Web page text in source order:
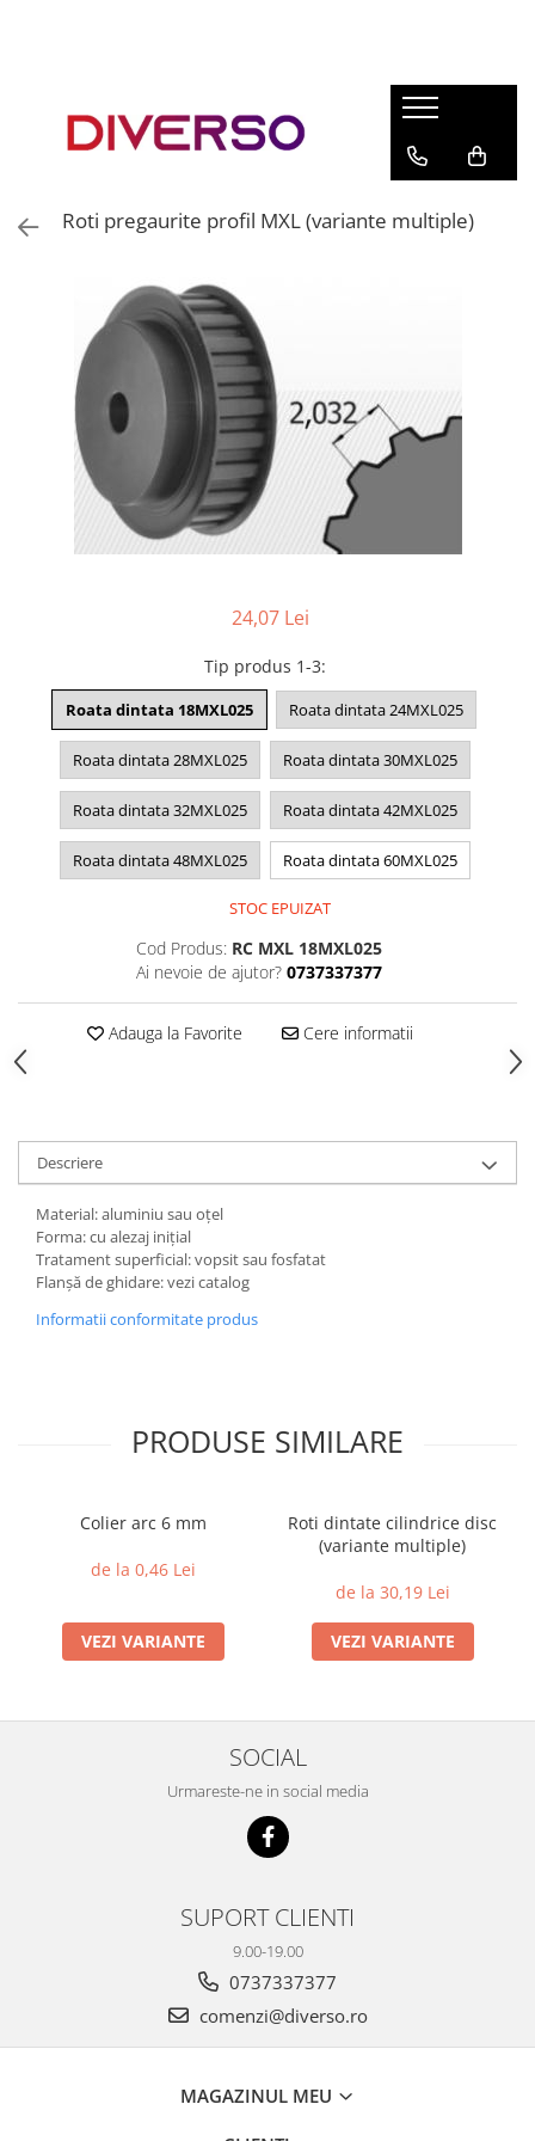
ASA
MULTIMATERIAL
Roti pregaurite profil MXL (variante multiple)
24,07 Lei
Tip produs 1-3:
Roata dintata 18MXL025 Roata dintata 24MXL025
Roata dintata 28MXL025 Roata dintata 30MXL025
Roata dintata 32MXL025 Roata dintata 42MXL025
Roata dintata 48MXL025 Roata dintata 60MXL025
STOC EPUIZAT
Cod Produs: RC MXL 18MXL025
Ai nevoie de ajutor? 0737337377
Adauga la Favorite Cere informatii
Descriere
Material: aluminiu sau oțel
Forma: cu alezaj inițial
Tratament superficial: vopsit sau fosfatat
Flanșă de ghidare: vezi catalog
Informatii conformitate produs
PRODUSE SIMILARE
Colier arc 6 mm
de la 0,46 Lei
VEZI VARIANTE
Roti dintate cilindrice disc
(variante multiple)
de la 30,19 Lei
VEZI VARIANTE
SOCIAL
Urmareste-ne in social media
SUPORT CLIENTI
9.00-19.00
0737337377
comenzi@diverso.ro
MAGAZINUL MEU